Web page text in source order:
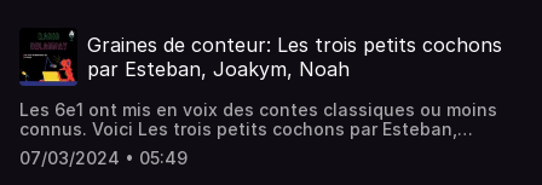
Graines de conteur: Les trois petits cochons
par Esteban, Joakym, Noah
Les 6e1 ont mis en voix des contes classiques ou moins
connus. Voici Les trois petits cochons par Esteban,
Joakym, Noah
07/03/2024 • 05:49